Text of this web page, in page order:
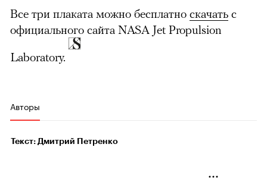
Все три плаката можно бесплатно скачать с
официального сайта NASA Jet Propulsion
Laboratory.
Авторы
Текст: Дмитрий Петренко